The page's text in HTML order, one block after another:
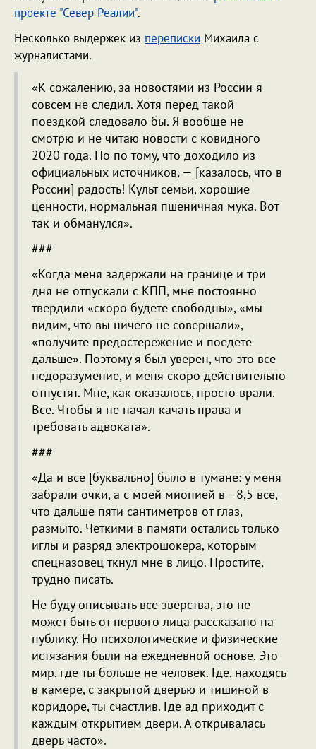
проекте "Север Реалии".
Несколько выдержек из переписки Михаила с
журналистами.
«К сожалению, за новостями из России я
совсем не следил. Хотя перед такой
поездкой следовало бы. Я вообще не
смотрю и не читаю новости с ковидного
2020 года. Но по тому, что доходило из
официальных источников, — [казалось, что в
России] радость! Культ семьи, хорошие
ценности, нормальная пшеничная мука. Вот
так и обманулся».
#️##
«Когда меня задержали на границе и три
дня не отпускали с КПП, мне постоянно
твердили «скоро будете свободны», «мы
видим, что вы ничего не совершали»,
«получите предостережение и поедете
дальше». Поэтому я был уверен, что это все
недоразумение, и меня скоро действительно
отпустят. Мне, как оказалось, просто врали.
Все. Чтобы я не начал качать права и
требовать адвоката».
###
«Да и все [буквально] было в тумане: у меня
забрали очки, а с моей миопией в –8,5 все,
что дальше пяти сантиметров от глаз,
размыто. Четкими в памяти остались только
иглы и разряд электрошокера, которым
спецназовец ткнул мне в лицо. Простите,
трудно писать.
Не буду описывать все зверства, это не
может быть от первого лица рассказано на
публику. Но психологические и физические
истязания были на ежедневной основе. Это
мир, где ты больше не человек. Где, находясь
в камере, с закрытой дверью и тишиной в
коридоре, ты счастлив. Где ад приходит с
каждым открытием двери. А открывалась
дверь часто».